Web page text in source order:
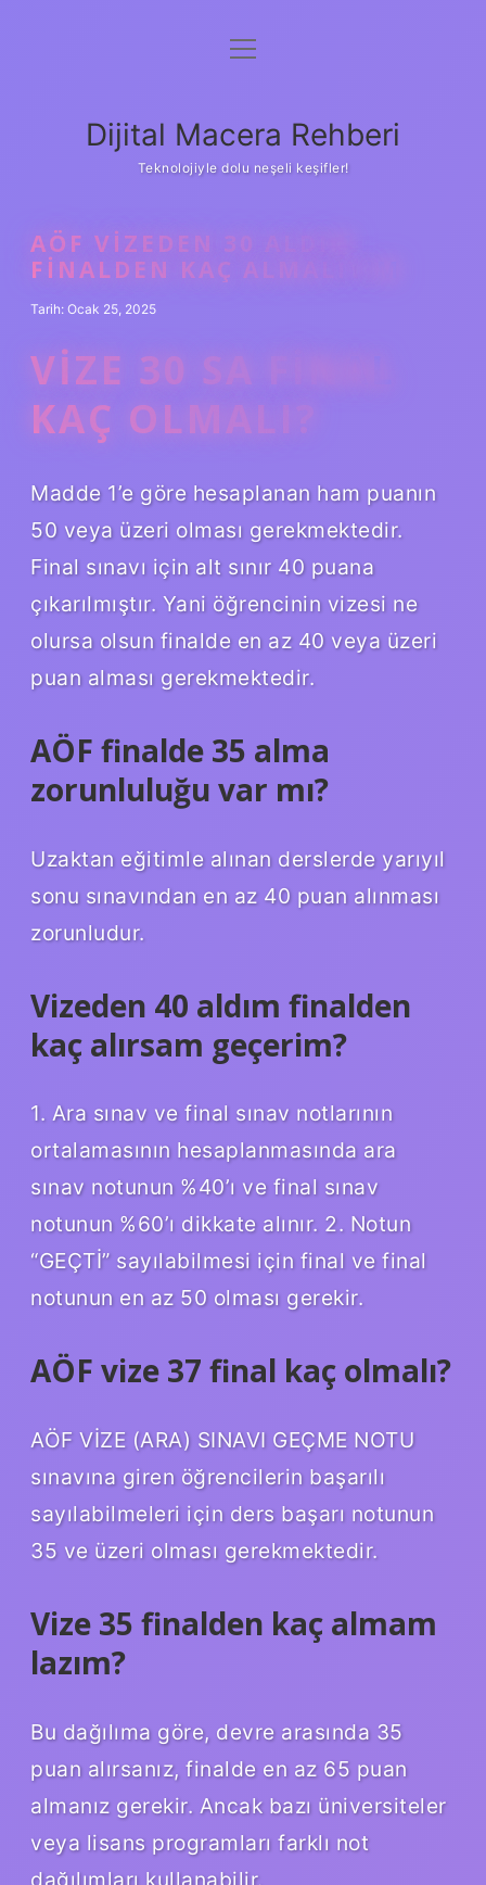
Anasayfa
Yasal Uyarı
menüyü
Dijital Macera Rehberi
Teknolojiyle dolu neşeli keşifler!
AÖF VIZEDEN 30 ALDIM
FINALDEN KAÇ ALMALIYIM
Tarih: Ocak 25, 2025
VIZE 30 SA FINAL
KAÇ OLMALI?
Madde 1’e göre hesaplanan ham puanın
50 veya üzeri olması gerekmektedir.
Final sınavı için alt sınır 40 puana
çıkarılmıştır. Yani öğrencinin vizesi ne
olursa olsun finalde en az 40 veya üzeri
puan alması gerekmektedir.
AÖF finalde 35 alma
zorunluluğu var mı?
Uzaktan eğitimle alınan derslerde yarıyıl
sonu sınavından en az 40 puan alınması
zorunludur.
Vizeden 40 aldım finalden
kaç alırsam geçerim?
1. Ara sınav ve final sınav notlarının
ortalamasının hesaplanmasında ara
sınav notunun %40’ı ve final sınav
notunun %60’ı dikkate alınır. 2. Notun
“GEÇTİ” sayılabilmesi için final ve final
notunun en az 50 olması gerekir.
AÖF vize 37 final kaç olmalı?
AÖF VİZE (ARA) SINAVI GEÇME NOTU
sınavına giren öğrencilerin başarılı
sayılabilmeleri için ders başarı notunun
35 ve üzeri olması gerekmektedir.
Vize 35 finalden kaç almam
lazım?
Bu dağılıma göre, devre arasında 35
puan alırsanız, finalde en az 65 puan
almanız gerekir. Ancak bazı üniversiteler
veya lisans programları farklı not
dağılımları kullanabilir.